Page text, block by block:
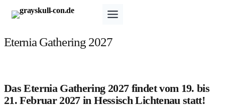
Zum
Inhalt
Eternia Gathering 2027
Das Eternia Gathering 2027 findet vom 19. bis
21. Februar 2027 in Hessisch Lichtenau statt!